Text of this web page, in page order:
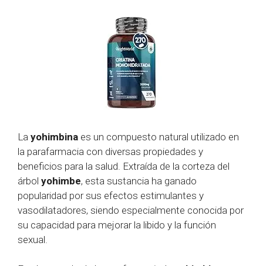
La yohimbina es un compuesto natural utilizado en
la parafarmacia con diversas propiedades y
beneficios para la salud. Extraída de la corteza del
árbol yohimbe, esta sustancia ha ganado
popularidad por sus efectos estimulantes y
vasodilatadores, siendo especialmente conocida por
su capacidad para mejorar la libido y la función
sexual.